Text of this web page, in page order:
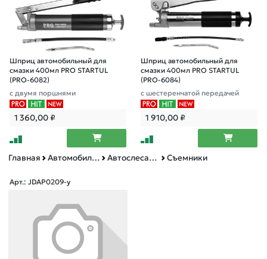
Шприц автомобильный для
смазки 400мл PRO STARTUL
(PRO-6082)
с двумя поршнями
1 360,00₽
Шприц автомобильный для
смазки 400мл PRO STARTUL
(PRO-6084)
с шестеренчатой передачей
1 910,00₽
Главная Автомобильные товары, инструменты Автослесарный инструмент Съемники
Арт.: JDAP0209-у